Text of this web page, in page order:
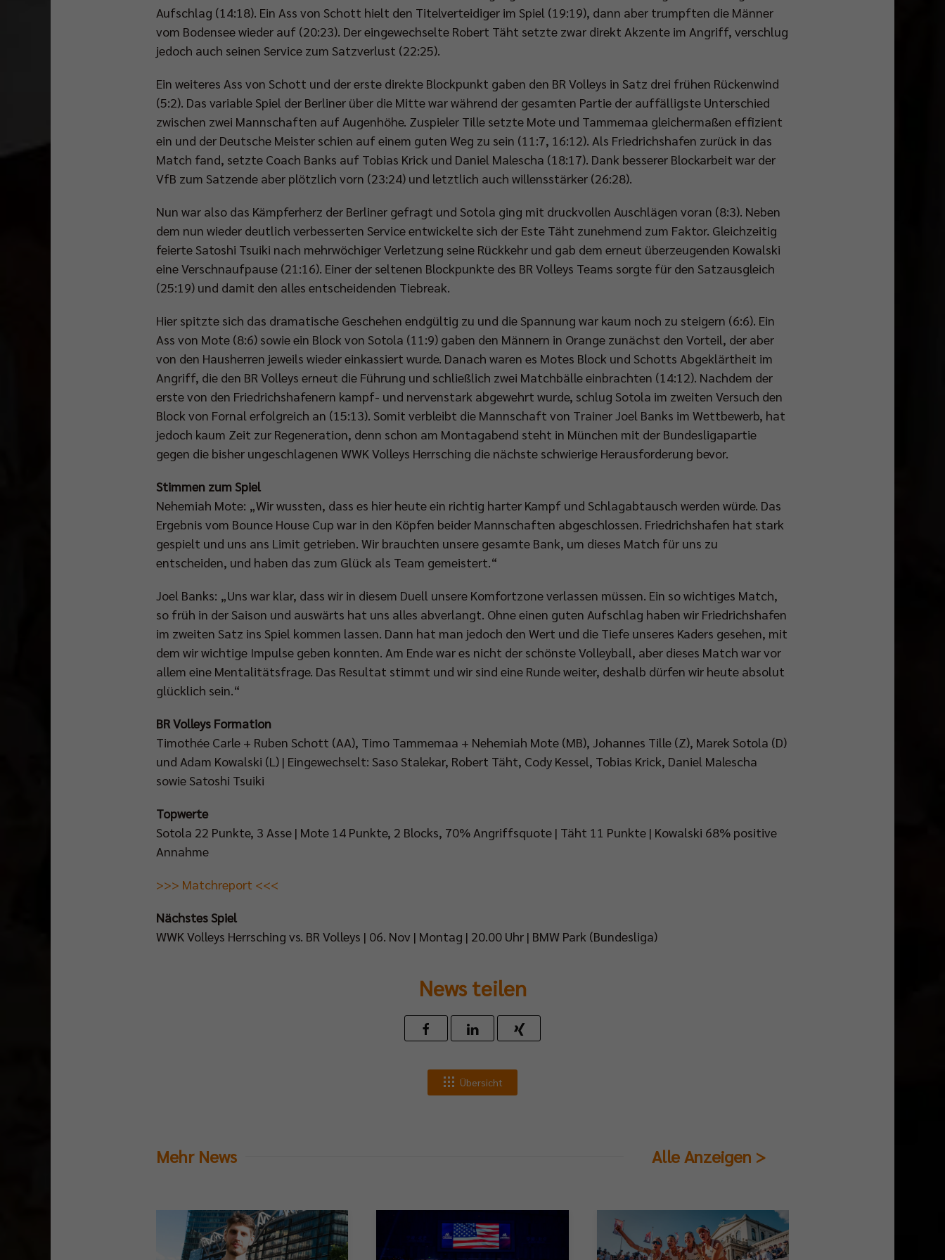
Aufschlag (14:18). Ein Ass von Schott hielt den Titelverteidiger im Spiel (19:19), dann aber trumpften die Männer
vom Bodensee wieder auf (20:23). Der eingewechselte Robert Täht setzte zwar direkt Akzente im Angriff, verschlug
jedoch auch seinen Service zum Satzverlust (22:25).
Ein weiteres Ass von Schott und der erste direkte Blockpunkt gaben den BR Volleys in Satz drei frühen Rückenwind
(5:2). Das variable Spiel der Berliner über die Mitte war während der gesamten Partie der auffälligste Unterschied
zwischen zwei Mannschaften auf Augenhöhe. Zuspieler Tille setzte Mote und Tammemaa gleichermaßen effizient
ein und der Deutsche Meister schien auf einem guten Weg zu sein (11:7, 16:12). Als Friedrichshafen zurück in das
Match fand, setzte Coach Banks auf Tobias Krick und Daniel Malescha (18:17). Dank besserer Blockarbeit war der
VfB zum Satzende aber plötzlich vorn (23:24) und letztlich auch willensstärker (26:28).
Nun war also das Kämpferherz der Berliner gefragt und Sotola ging mit druckvollen Auschlägen voran (8:3). Neben
dem nun wieder deutlich verbesserten Service entwickelte sich der Este Täht zunehmend zum Faktor. Gleichzeitig
feierte Satoshi Tsuiki nach mehrwöchiger Verletzung seine Rückkehr und gab dem erneut überzeugenden Kowalski
eine Verschnaufpause (21:16). Einer der seltenen Blockpunkte des BR Volleys Teams sorgte für den Satzausgleich
(25:19) und damit den alles entscheidenden Tiebreak.
Hier spitzte sich das dramatische Geschehen endgültig zu und die Spannung war kaum noch zu steigern (6:6). Ein
Ass von Mote (8:6) sowie ein Block von Sotola (11:9) gaben den Männern in Orange zunächst den Vorteil, der aber
von den Hausherren jeweils wieder einkassiert wurde. Danach waren es Motes Block und Schotts Abgeklärtheit im
Angriff, die den BR Volleys erneut die Führung und schließlich zwei Matchbälle einbrachten (14:12). Nachdem der
erste von den Friedrichshafenern kampf- und nervenstark abgewehrt wurde, schlug Sotola im zweiten Versuch den
Block von Fornal erfolgreich an (15:13). Somit verbleibt die Mannschaft von Trainer Joel Banks im Wettbewerb, hat
jedoch kaum Zeit zur Regeneration, denn schon am Montagabend steht in München mit der Bundesligapartie
gegen die bisher ungeschlagenen WWK Volleys Herrsching die nächste schwierige Herausforderung bevor.
Stimmen zum Spiel
Nehemiah Mote: „Wir wussten, dass es hier heute ein richtig harter Kampf und Schlagabtausch werden würde. Das
Ergebnis vom Bounce House Cup war in den Köpfen beider Mannschaften abgeschlossen. Friedrichshafen hat stark
gespielt und uns ans Limit getrieben. Wir brauchten unsere gesamte Bank, um dieses Match für uns zu
entscheiden, und haben das zum Glück als Team gemeistert.“
Joel Banks: „Uns war klar, dass wir in diesem Duell unsere Komfortzone verlassen müssen. Ein so wichtiges Match,
so früh in der Saison und auswärts hat uns alles abverlangt. Ohne einen guten Aufschlag haben wir Friedrichshafen
im zweiten Satz ins Spiel kommen lassen. Dann hat man jedoch den Wert und die Tiefe unseres Kaders gesehen, mit
dem wir wichtige Impulse geben konnten. Am Ende war es nicht der schönste Volleyball, aber dieses Match war vor
allem eine Mentalitätsfrage. Das Resultat stimmt und wir sind eine Runde weiter, deshalb dürfen wir heute absolut
glücklich sein.“
BR Volleys Formation
Timothée Carle + Ruben Schott (AA), Timo Tammemaa + Nehemiah Mote (MB), Johannes Tille (Z), Marek Sotola (D)
und Adam Kowalski (L) | Eingewechselt: Saso Stalekar, Robert Täht, Cody Kessel, Tobias Krick, Daniel Malescha
sowie Satoshi Tsuiki
Topwerte
Sotola 22 Punkte, 3 Asse | Mote 14 Punkte, 2 Blocks, 70% Angriffsquote | Täht 11 Punkte | Kowalski 68% positive
Annahme
>>> Matchreport <<<
Nächstes Spiel
WWK Volleys Herrsching vs. BR Volleys | 06. Nov | Montag | 20.00 Uhr | BMW Park (Bundesliga)
News teilen
Übersicht
Mehr News Alle Anzeigen >